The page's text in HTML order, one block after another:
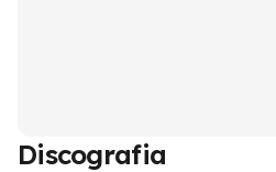
Discografia